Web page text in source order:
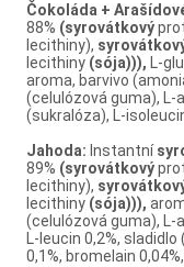
Čokoláda +
88% (syrovátkový
lecithiny),
lecithiny (sója))), L-
aroma, barvivo
(celulózová guma), L-
(sukralóza), L-
Jahoda: Instantní
89% (syrovátkový
lecithiny),
lecithiny (sója))),
(celulózová guma), L-
L-leucin 0,2%,
0,1%, bromelain